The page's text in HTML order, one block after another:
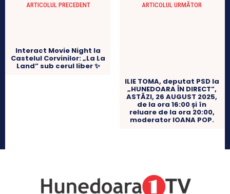
ARTICOLUL PRECEDENT
Interact Movie Night la
Castelul Corvinilor: „La La
Land” sub cerul liber ✨
ARTICOLUL URMĂTOR
ILIE TOMA, deputat PSD la
„HUNEDOARA ÎN DIRECT”,
ASTĂZI, 26 AUGUST 2025,
de la ora 16:00 și în
reluare de la ora 20:00,
moderator IOANA POP.